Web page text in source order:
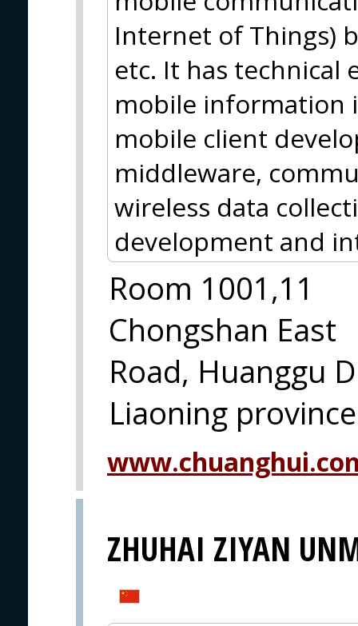
Internet of Things)
etc. It has technical
mobile information
mobile client
middleware,
wireless data
development and
Room 1001,11
Chongshan East
Road, Huanggu
Liaoning
ZHUHAI ZIYAN